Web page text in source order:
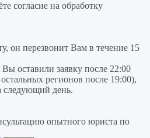
согласие на обработку
он перезвонит Вам в течение 15
Вы оставили заявку после 22:00
регионов после 19:00),
следующий день.
опытного юриста по